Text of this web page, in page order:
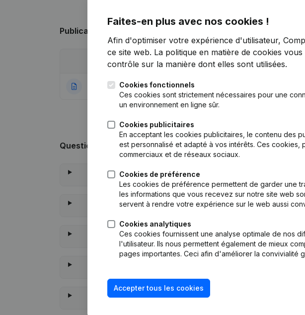
Publications
Publication
23-02-2023 Rubrique Constitution (Nouvelle
Questions fréquemment posées
Quel est l'identifiant
Quand la société
À quand remonte la dernière fois que
Faites-en plus avec nos cookies !
Afin d'optimiser votre expérience d'utilisateur,
ce site web. La politique en matière de cookies vous
contrôle sur la manière dont elles sont utilisées.
Cookies fonctionnels
Ces cookies sont strictement nécessaires pour une
un environnement en ligne sûr.
Cookies publicitaires
En acceptant les cookies publicitaires, le contenu des
est personnalisé et adapté à vos intérêts. Ces
commerciaux et de réseaux sociaux.
Cookies de préférence
Les cookies de préférence permettent de garder une
les informations que vous recevez sur notre site web
servent à rendre votre expérience sur le web aussi
Cookies analytiques
Ces cookies fournissent une analyse optimale de nos
l'utilisateur. Ils nous permettent également de mieux
pages importantes. Ceci afin d'améliorer la convivialité
Accepter tous les cookies